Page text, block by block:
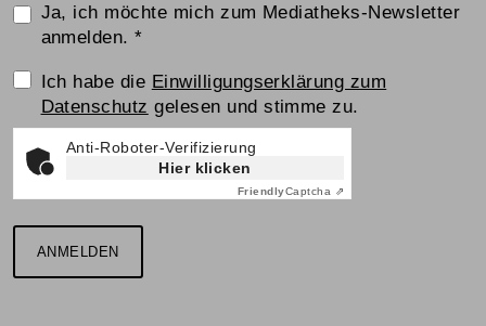
Ja, ich möchte mich zum Mediatheks-Newsletter
anmelden.*
Einwilligungserklärung
Ich habe die Einwilligungserklärung zum
Datenschutz gelesen und stimme zu.
Anti-Roboter-Verifizierung
Hier klicken
FriendlyCaptcha ⇗
ANMELDEN